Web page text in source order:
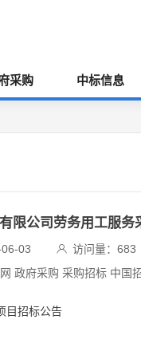
采购 中标信息
限公司劳务用工服务
03 访问量：683
政府采购 采购招标 中国
目招标公告